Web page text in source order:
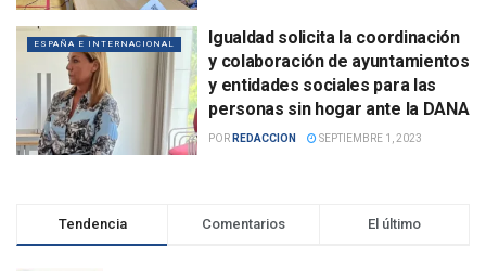
ESPAÑA E INTERNACIONAL
Igualdad solicita la coordinación
y colaboración de ayuntamientos
y entidades sociales para las
personas sin hogar ante la DANA
POR REDACCION SEPTIEMBRE 1, 2023
Tendencia Comentarios El último